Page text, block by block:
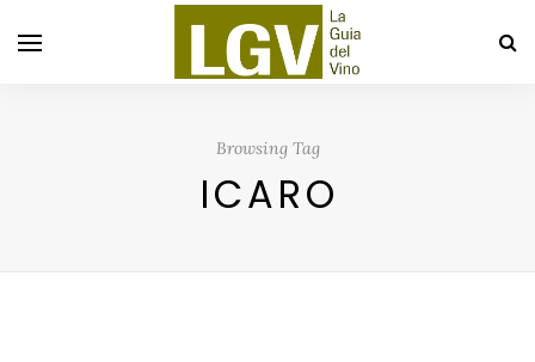
Browsing Tag
ICARO